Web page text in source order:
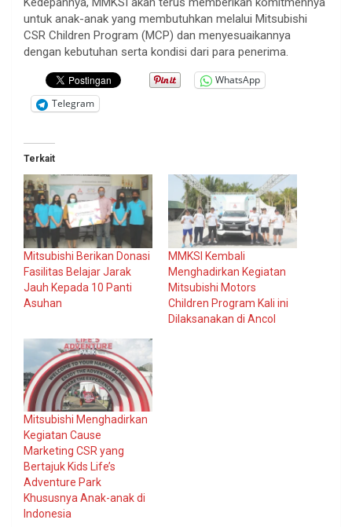
untuk anak-anak yang membutuhkan melalui Mitsubishi
CSR Children Program (MCP) dan menyesuaikannya
dengan kebutuhan serta kondisi dari para penerima.
WhatsApp
Telegram
Terkait
Mitsubishi Berikan Donasi
Fasilitas Belajar Jarak
Jauh Kepada 10 Panti
Asuhan
MMKSI Kembali
Menghadirkan Kegiatan
Mitsubishi Motors
Children Program Kali ini
Dilaksanakan di Ancol
Mitsubishi Menghadirkan
Kegiatan Cause
Marketing CSR yang
Bertajuk Kids Life’s
Adventure Park
Khususnya Anak-anak di
Indonesia